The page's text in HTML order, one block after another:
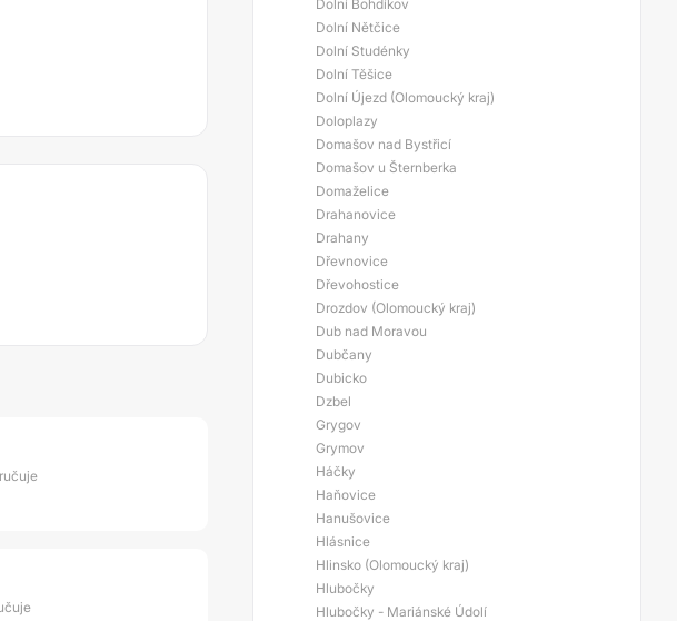
Dolní Bohdíkov
Dolní Nětčice
Dolní Studénky
Dolní Těšice
Dolní Újezd (Olomoucký kraj)
Doloplazy
Domašov nad Bystřicí
Domašov u Šternberka
Domaželice
Drahanovice
Drahany
Dřevnovice
Dřevohostice
Drozdov (Olomoucký kraj)
Dub nad Moravou
Dubčany
Dubicko
Dzbel
Grygov
Grymov
Háčky
Haňovice
Hanušovice
Hlásnice
Hlinsko (Olomoucký kraj)
Hlubočky
Hlubočky - Mariánské Údolí